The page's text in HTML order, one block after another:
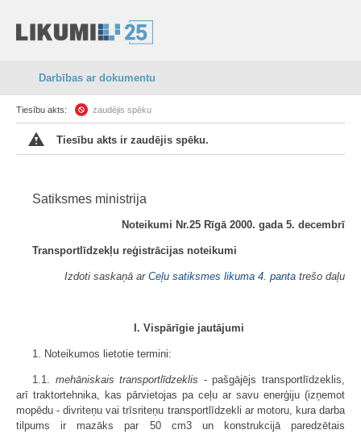
Darbības ar dokumentu
Tiesību akts: zaudējis spēku
Tiesību akts ir zaudējis spēku.
Satiksmes ministrija
Noteikumi Nr.25 Rīgā 2000. gada 5. decembrī
Transportlīdzekļu reģistrācijas noteikumi
Izdoti saskaņā ar Ceļu satiksmes likuma 4. panta trešo daļu
I. Vispārīgie jautājumi
1. Noteikumos lietotie termini:
1.1. mehāniskais transportlīdzeklis - pašgājējs transportlīdzeklis,
arī traktortehnika, kas pārvietojas pa ceļu ar savu enerģiju (izņemot
mopēdu - divriteņu vai trīsriteņu transportlīdzekli ar motoru, kura darba
tilpums ir mazāks par 50 cm3 un konstrukcijā paredzētais